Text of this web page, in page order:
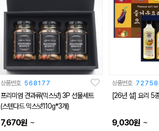
상품번호 568177
프리미엄 견과류(믹스넛) 3P 선물세트
(스텐다드 믹스넛110g*3개)
7,670원 ~
상품번호
[26년 설] 요리 5
9,030원 ~